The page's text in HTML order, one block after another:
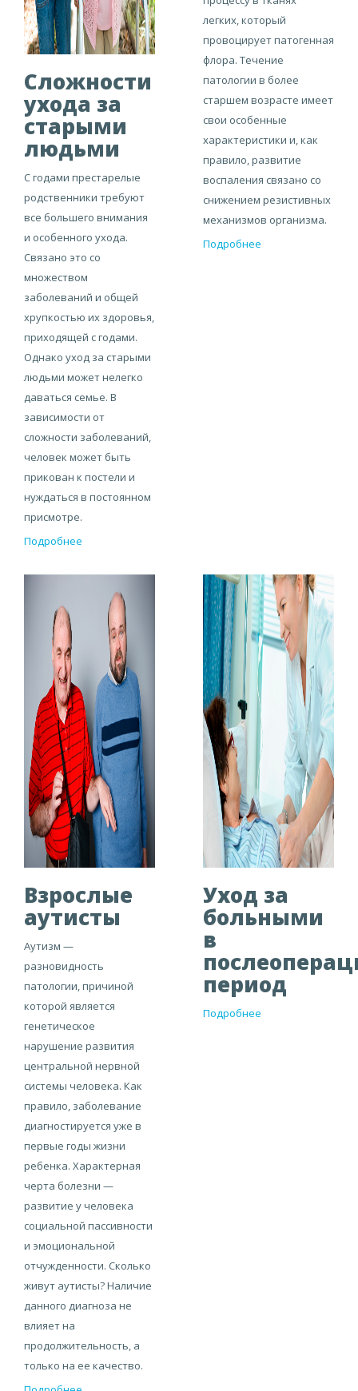
Сложности
ухода за
старыми
людьми
С годами престарелые
родственники требуют
все большего внимания
и особенного ухода.
Связано это со
множеством
заболеваний и общей
хрупкостью их здоровья,
приходящей с годами.
Однако уход за старыми
людьми может нелегко
даваться семье. В
зависимости от
сложности заболеваний,
человек может быть
прикован к постели и
нуждаться в постоянном
присмотре.
Подробнее
легких, который
провоцирует патогенная
флора. Течение
патологии в более
старшем возрасте имеет
свои особенные
характеристики и, как
правило, развитие
воспаления связано со
снижением резистивных
механизмов организма.
Подробнее
Взрослые
аутисты
Аутизм —
разновидность
патологии, причиной
которой является
генетическое
нарушение развития
центральной нервной
системы человека. Как
правило, заболевание
диагностируется уже в
первые годы жизни
ребенка. Характерная
черта болезни —
развитие у человека
социальной пассивности
и эмоциональной
отчужденности. Сколько
живут аутисты? Наличие
данного диагноза не
влияет на
продолжительность, а
только на ее качество.
Уход за
больными
в
период
Подробнее